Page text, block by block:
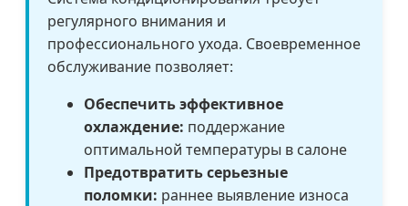
регулярного внимания и
профессионального ухода. Своевременное
обслуживание позволяет:
Обеспечить эффективное
охлаждение: поддержание
оптимальной температуры в салоне
Предотвратить серьезные
поломки: раннее выявление износа